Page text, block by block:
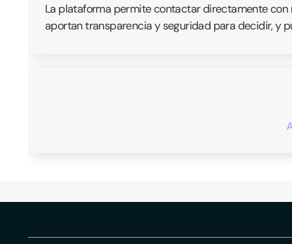
La plataforma permite contactar directamente con
aportan transparencia y seguridad para decidir, y